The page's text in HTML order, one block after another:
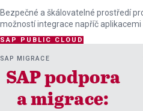
Bezpečné a škálovatelné prostředí
možností integrace napříč aplikacemi
SAP PUBLIC CLOUD
SAP MIGRACE
SAP podpora
a migrace: